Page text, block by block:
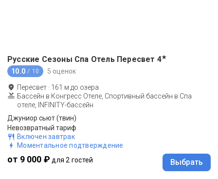
Русские Сезоны Спа Отель Пересвет 4★
10.0 / 10 5 оценок
Пересвет · 161 м до озера
Бассейн в Конгресс Отеле, Спортивный бассейн в Спа
отеле, INFINITY-бассейн
Джуниор сьют (твин)
Невозвратный тариф
Включен завтрак
Моментальное подтверждение
от 9 000 ₽ для 2 гостей Выбрать